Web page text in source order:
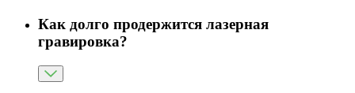
Как долго продержится лазерная
гравировка?